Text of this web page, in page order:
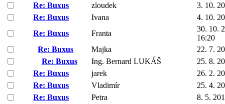
Re: Buxus
zloudek
3. 10.
Re: Buxus
Ivana
4. 10.
Re: Buxus
Franta
30. 10.
16:20
Re: Buxus
Majka
22. 7.
Re: Buxus
Ing. Bernard LUKÁŠ
25. 8.
Re: Buxus
jarek
26. 2.
Re: Buxus
Vladimír
25. 4.
Re: Buxus
Petra
8. 5.